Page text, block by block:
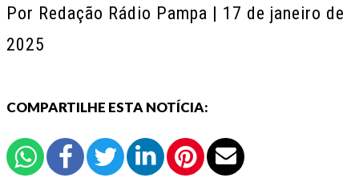
Por Redação Rádio Pampa | 17 de janeiro de
2025
COMPARTILHE ESTA NOTÍCIA: